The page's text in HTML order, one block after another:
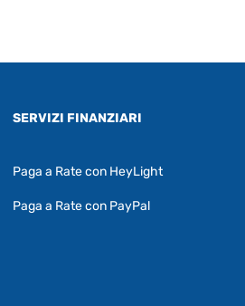
SERVIZI FINANZIARI
Paga a Rate con HeyLight
Paga a Rate con PayPal
RF Assist
generali o
prodotti.